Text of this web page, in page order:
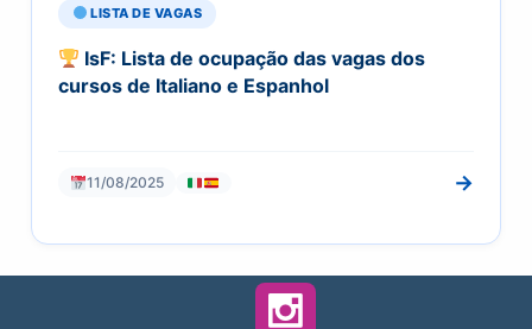
LISTA DE VAGAS
IsF: Lista de ocupação das vagas dos
cursos de Italiano e Espanhol
11/08/2025 →